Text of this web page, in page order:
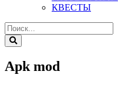
КВЕСТЫ
Apk mod